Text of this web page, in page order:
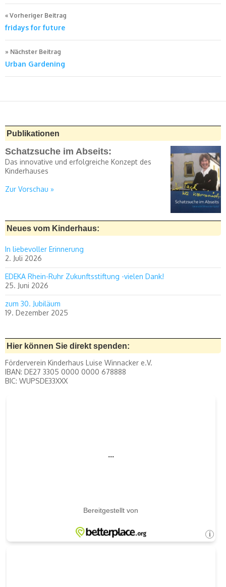
Beitragsnavigation
Vorheriger Beitrag
fridays for future
Nächster Beitrag
Urban Gardening
Publikationen
Schatzsuche im Abseits:
Das innovative und erfolgreiche Konzept des
Kinderhauses
Zur Vorschau »
Neues vom Kinderhaus:
In liebevoller Erinnerung
2. Juli 2026
EDEKA Rhein-Ruhr Zukunftsstiftung -vielen Dank!
25. Juni 2026
zum 30. Jubiläum
19. Dezember 2025
Hier können Sie direkt spenden:
Förderverein Kinderhaus Luise Winnacker e.V.
IBAN: DE27 3305 0000 0000 678888
BIC: WUPSDE33XXX